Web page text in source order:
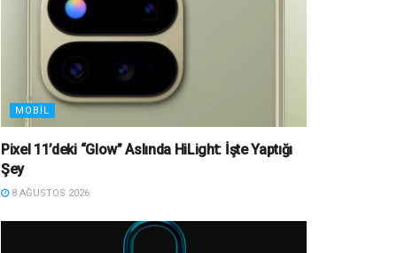
MOBIL
Pixel 11’deki “Glow” Aslında HiLight: İşte Yaptığı
Şey
8 AĞUSTOS 2026